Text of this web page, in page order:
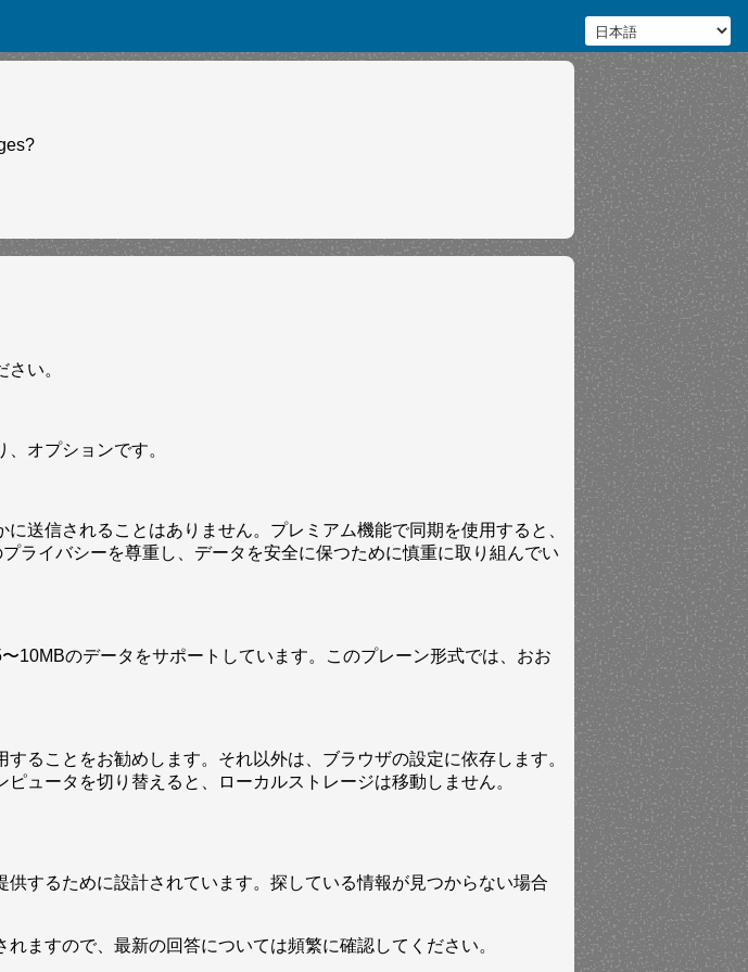
い。
オプションです。
送信されることはありません。プレミアム機能で同期を使用すると、
ライバシーを尊重し、データを安全に保つために慎重に取り組んでい
10MBのデータをサポートしています。このプレーン形式では、おお
ることをお勧めします。それ以外は、ブラウザの設定に依存します。
ュータを切り替えると、ローカルストレージは移動しません。
するために設計されています。探している情報が見つからない場合
ますので、最新の回答については頻繁に確認してください。